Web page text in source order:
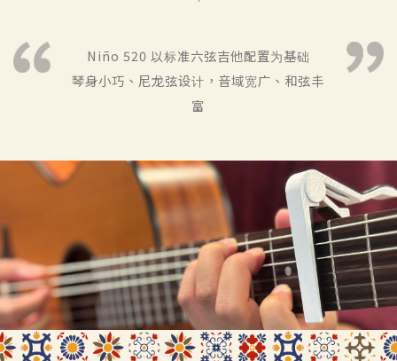
Niño 520 以标准六弦吉他配置为基础
琴身小巧、尼龙弦设计，音域宽广、和弦丰
富